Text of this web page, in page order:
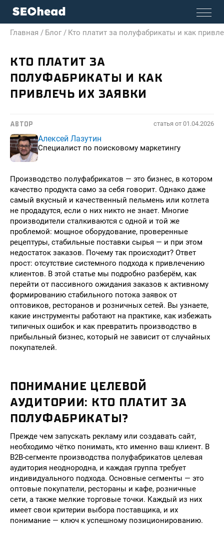
Главная / Блог / Кто платит за полуфабрикаты и как
КТО ПЛАТИТ ЗА
ПОЛУФАБРИКАТЫ И КАК
ПРИВЛЕЧЬ ИХ ЗАЯВКИ
АВТОР статья от 01.04.2026
Алексей Лазутин
Специалист по поисковому маркетингу
Производство полуфабрикатов — это бизнес, в котором
качество продукта само за себя говорит. Однако даже
самый вкусный и качественный пельмень или котлета
не продадутся, если о них никто не знает. Многие
производители сталкиваются с одной и той же
проблемой: мощное оборудование, проверенные
рецептуры, стабильные поставки сырья — и при этом
недостаток заказов. Почему так происходит? Ответ
прост: отсутствие системного подхода к привлечению
клиентов. В этой статье мы подробно разберём, как
перейти от пассивного ожидания заказов к активному
формированию стабильного потока заявок от
оптовиков, ресторанов и розничных сетей. Вы узнаете,
какие инструменты работают на практике, как избежать
типичных ошибок и как превратить производство в
прибыльный бизнес, который не зависит от случайных
покупателей.
ПОНИМАНИЕ ЦЕЛЕВОЙ
АУДИТОРИИ: КТО ПЛАТИТ ЗА
ПОЛУФАБРИКАТЫ?
Прежде чем запускать рекламу или создавать сайт,
необходимо чётко понимать, кто именно ваш клиент. В
B2B-сегменте производства полуфабрикатов целевая
аудитория неоднородна, и каждая группа требует
индивидуального подхода. Основные сегменты — это
оптовые покупатели, рестораны и кафе, розничные
сети, а также мелкие торговые точки. Каждый из них
имеет свои критерии выбора поставщика, и их
понимание — ключ к успешному позиционированию.